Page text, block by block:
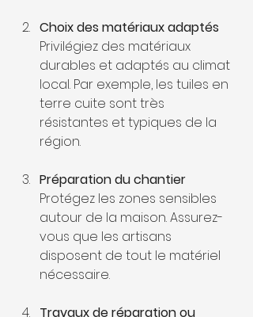
Choix des matériaux adaptés
Privilégiez des matériaux
durables et adaptés au climat
local. Par exemple, les tuiles en
terre cuite sont très
résistantes et typiques de la
région.
Préparation du chantier
Protégez les zones sensibles
autour de la maison. Assurez-
vous que les artisans
disposent de tout le matériel
nécessaire.
Travaux de réparation ou